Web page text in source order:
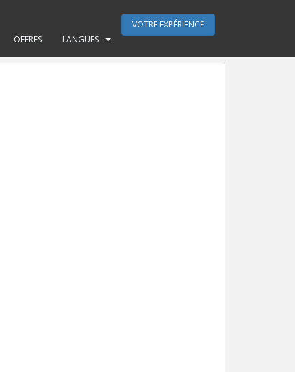
OFFRES LANGUES
VOTRE EXPÉRIENCE